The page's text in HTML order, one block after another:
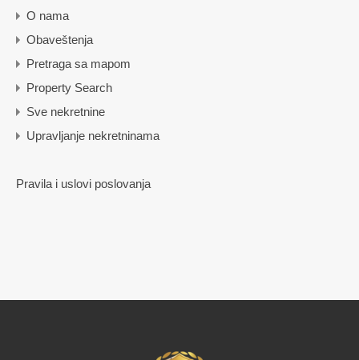
O nama
Obaveštenja
Pretraga sa mapom
Property Search
Sve nekretnine
Upravljanje nekretninama
Pravila i uslovi poslovanja